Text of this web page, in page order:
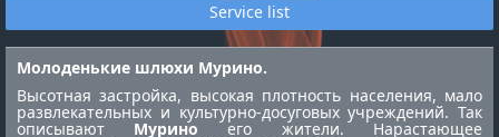
Service list
Молоденькие шлюхи Мурино.
Высотная застройка, высокая плотность населения, мало
развлекательных и культурно-досуговых учреждений. Так
описывают Мурино его жители. Нарастающее